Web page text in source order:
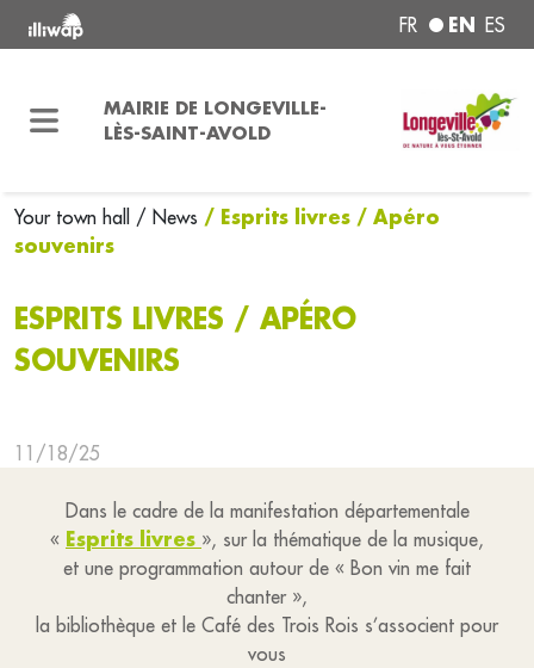
FR EN ES
MAIRIE DE LONGEVILLE-
LÈS-SAINT-AVOLD
Your town hall / News / Esprits livres / Apéro
souvenirs
ESPRITS LIVRES / APÉRO
SOUVENIRS
11/18/25
Dans le cadre de la manifestation départementale
« Esprits livres », sur la thématique de la musique,
et une programmation autour de « Bon vin me fait
chanter »,
la bibliothèque et le Café des Trois Rois s’associent pour
vous